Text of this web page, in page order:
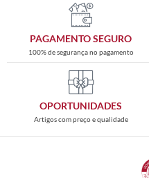
PAGAMENTO SEGURO
100% de segurança no pagamento
OPORTUNIDADES
Artigos com preço e qualidade